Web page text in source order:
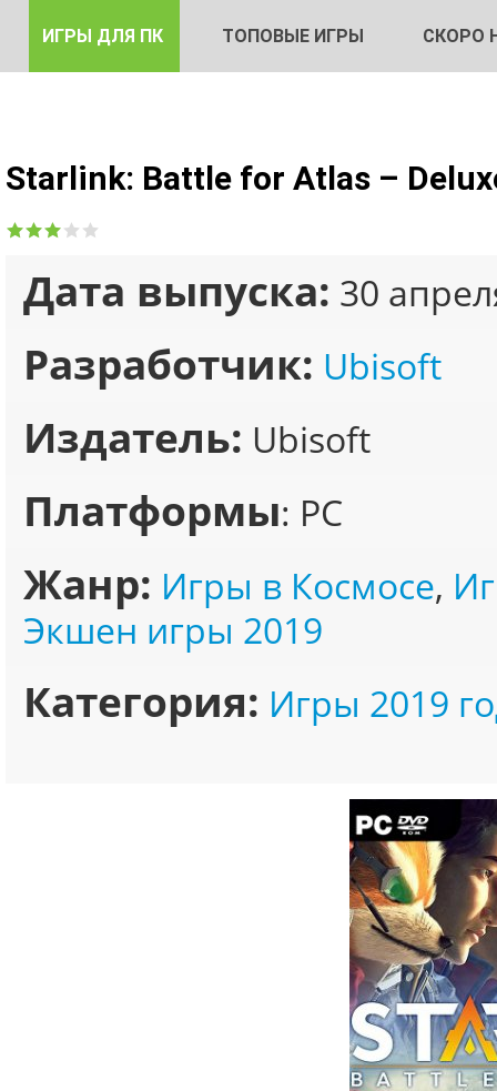
ИГРЫ ДЛЯ ПК ТОПОВЫЕ ИГРЫ СКОРО
Starlink: Battle for Atlas –
Дата выпуска: 30
Разработчик: Ubisoft
Издатель: Ubisoft
Платформы: PC
Жанр: Игры в Космосе,
Экшен игры 2019
Категория: Игры 2019